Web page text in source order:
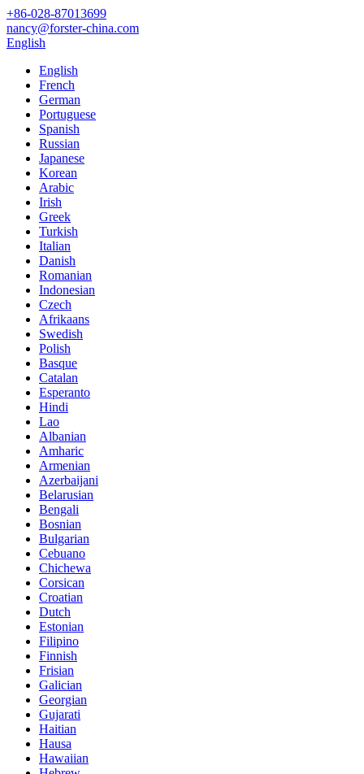
+86-028-87013699
nancy@forster-china.com
English
English
French
German
Portuguese
Spanish
Russian
Japanese
Korean
Arabic
Irish
Greek
Turkish
Italian
Danish
Romanian
Indonesian
Czech
Afrikaans
Swedish
Polish
Basque
Catalan
Esperanto
Hindi
Lao
Albanian
Amharic
Armenian
Azerbaijani
Belarusian
Bengali
Bosnian
Bulgarian
Cebuano
Chichewa
Corsican
Croatian
Dutch
Estonian
Filipino
Finnish
Frisian
Galician
Georgian
Gujarati
Haitian
Hausa
Hawaiian